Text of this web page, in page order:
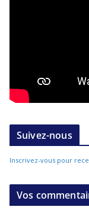
Suivez-nous
Inscrivez-vous pour
Vos